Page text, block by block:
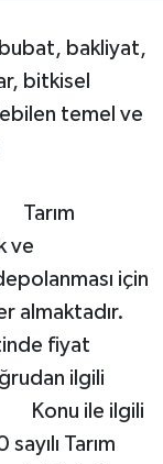
bakliyat,
bitkisel
temel ve
ve
için
almaktadır.
fiyat
ilgili
ile ilgili
Tarım